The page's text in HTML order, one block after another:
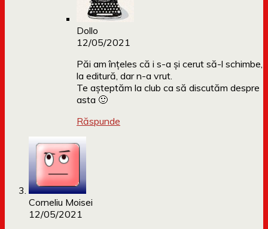
Dollo
12/05/2021
Păi am înțeles că i s-a și cerut să-l schimbe,
la editură, dar n-a vrut.
Te așteptăm la club ca să discutăm despre
asta 🙂
Răspunde
Corneliu Moisei
12/05/2021